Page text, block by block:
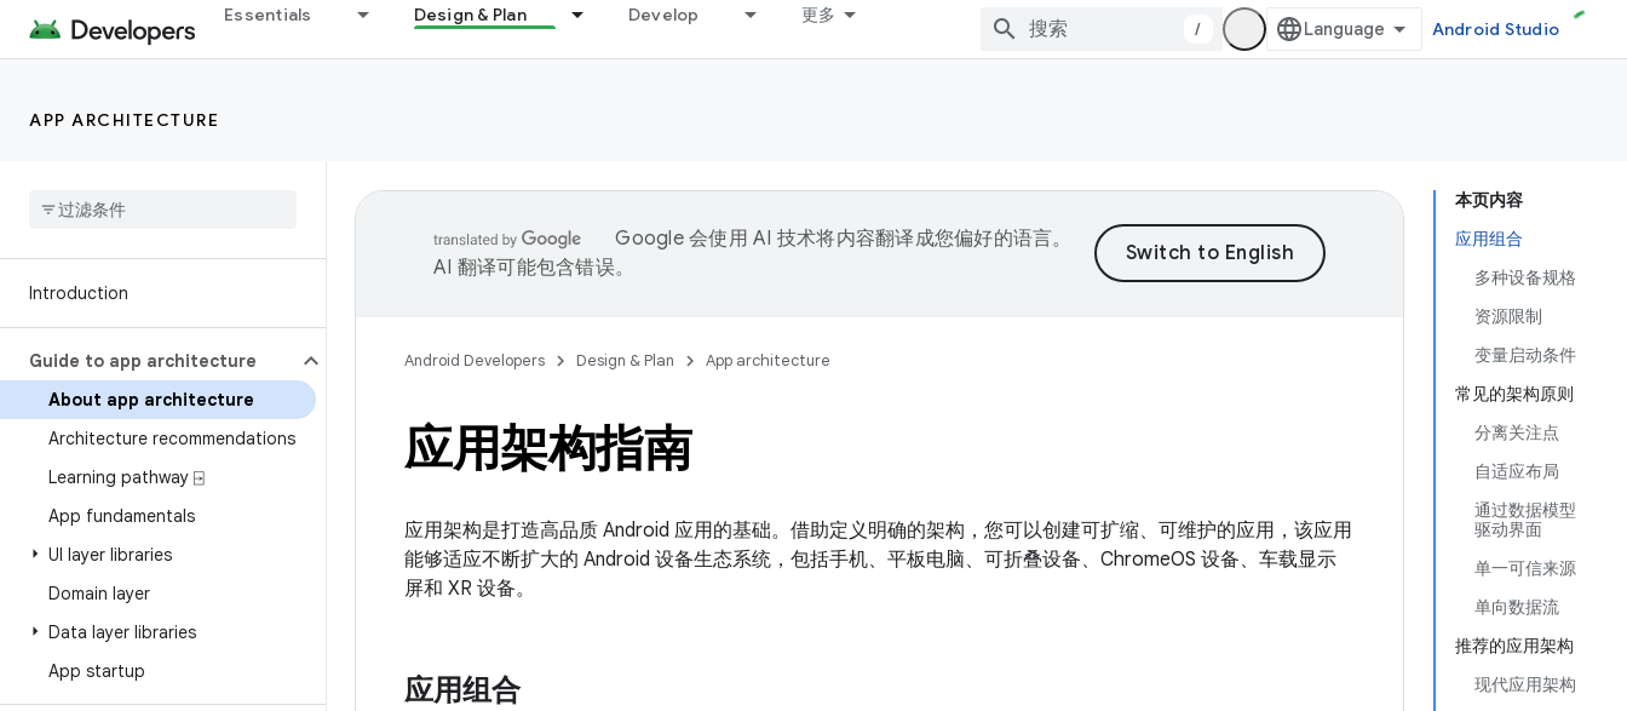
Essentials Design & Plan Develop 更多
/ Android Studio
APP ARCHITECTURE
Introduction
Guide to app architecture
About app architecture
Architecture recommendations
Learning pathway ⍈
App fundamentals
UI layer libraries
Domain layer
Data layer libraries
App startup
本页内容
应用组合
多种设备规格
资源限制
变量启动条件
常见的架构原则
分离关注点
自适应布局
通过数据模型
驱动界面
单一可信来源
单向数据流
推荐的应用架构
现代应用架构
Google 会使用 AI 技术将内容翻译成您偏好的语言。
AI 翻译可能包含错误。
Android Developers Design & Plan App architecture
应用架构指南
应用架构是打造高品质 Android 应用的基础。借助定义明确的架构，您可以创建可扩缩、可维护的应用，该应用
能够适应不断扩大的 Android 设备生态系统，包括手机、平板电脑、可折叠设备、ChromeOS 设备、车载显示
屏和 XR 设备。
应用组合